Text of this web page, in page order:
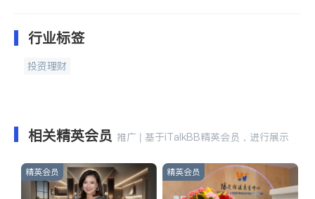
行业标签
投资理财
相关精英会员 推广 | 基于iTalkBB精英会员，进行展示
精英会员 精英会员